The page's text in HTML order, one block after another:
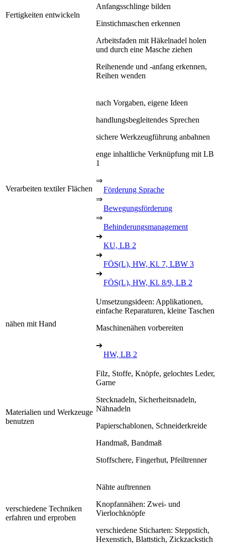
Fertigkeiten entwickeln
Anfangsschlinge bilden
Einstichmaschen erkennen
Arbeitsfaden mit Häkelnadel holen
und durch eine Masche ziehen
Reihenende und -anfang erkennen,
Reihen wenden
Verarbeiten textiler Flächen
nach Vorgaben, eigene Ideen
handlungsbegleitendes Sprechen
sichere Werkzeugführung anbahnen
enge inhaltliche Verknüpfung mit LB
1
⇒
Förderung Sprache
⇒
Bewegungsförderung
⇒
Behinderungsmanagement
➔
KU, LB 2
➔
FÖS(L), HW, Kl. 7, LBW 3
➔
FÖS(L), HW, Kl. 8/9, LB 2
nähen mit Hand
Umsetzungsideen: Applikationen,
einfache Reparaturen, kleine Taschen
Maschinenähen vorbereiten
➔
HW, LB 2
Materialien und Werkzeuge
benutzen
Filz, Stoffe, Knöpfe, gelochtes Leder,
Garne
Stecknadeln, Sicherheitsnadeln,
Nähnadeln
Papierschablonen, Schneiderkreide
Handmaß, Bandmaß
Stoffschere, Fingerhut, Pfeiltrenner
verschiedene Techniken
erfahren und erproben
Nähte auftrennen
Knopfannähen: Zwei- und
Vierlochknöpfe
verschiedene Sticharten: Steppstich,
Hexenstich, Blattstich, Zickzackstich